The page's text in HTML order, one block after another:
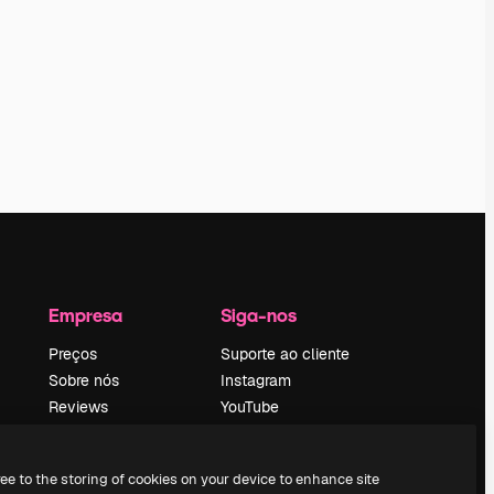
Empresa
Preços
Sobre nós
Reviews
pesquisa
Siga-nos
Suporte ao cliente
Instagram
YouTube
Discord
to the storing of cookies on your device to enhance site